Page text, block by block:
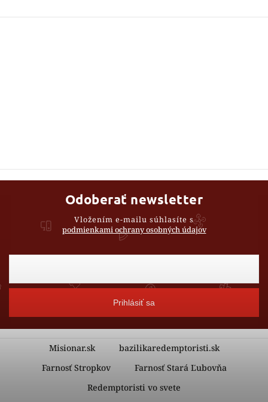
Odoberať newsletter
Vložením e-mailu súhlasíte s
podmienkami ochrany osobných údajov
Prihlásiť sa
Misionar.sk
bazilikaredemptoristi.sk
Farnosť Stropkov
Farnosť Stará Ľubovňa
Redemptoristi vo svete